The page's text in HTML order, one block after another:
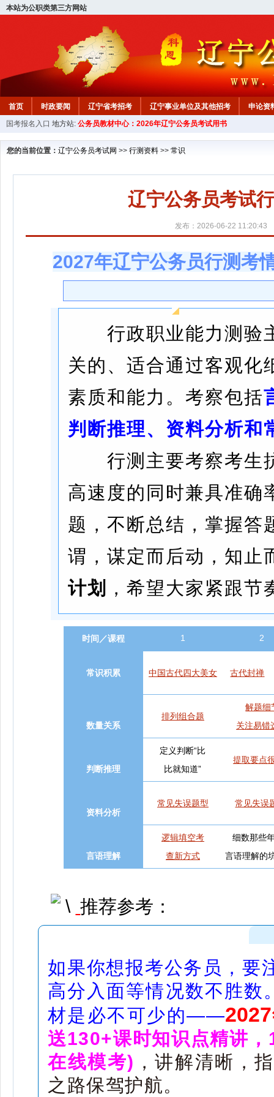
本站为公职类第三方网站
首页 时政要闻 辽宁省考招考 辽宁事业单位及其他招考 申论资
教材中心
国考报名入口 地方站: 公务员教材中心：2026年辽宁公务员考试用书
您的当前位置： 辽宁公务员考试网 >> 行测资料 >> 常识
辽宁公务员考试
发布：2026-06-22 11:20:43
2027年辽宁公务员行测考
行政职业能力测验
关的、适合通过客观化
素质和能力。考察包括
判断推理、资料分析和
行测主要考察考生
高速度的同时兼具准确
题，不断总结，掌握答
谓，谋定而后动，知止
计划
，希望大家紧跟
时间／课程 1 2
常识积累 中国古代四大美女 古代封禅
数量关系
排列组合题
解题细
关注易错
判断推理
定义判断“比
比就知道”
提取要点
资料分析
常见失误题型 常见失误
言语理解
逻辑填空考
查新方式
细数那些
言语理解的
推荐参考：
如果你想报考公务员，要
高分入面等情况数不胜数
材是必不可少的——
送130+课时知识点精讲
在线模考) ，讲解清晰，
之路保驾护航。